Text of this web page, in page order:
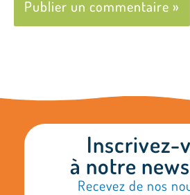
Inscrivez-
à notre
Recevez de nos